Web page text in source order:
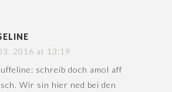
2016 at 13:19
schreib doch amol aff
Wir sin hier ned bei den